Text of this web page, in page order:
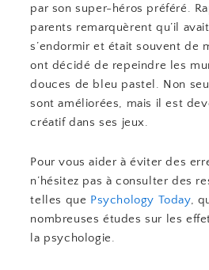
par son super-héros préféré.
parents remarquèrent qu’il
s’endormir et était souvent de
ont décidé de repeindre les
douces de bleu pastel. Non
sont améliorées, mais il est
créatif dans ses jeux.
Pour vous aider à éviter des
n’hésitez pas à consulter des
telles que Psychology Today,
nombreuses études sur les
la psychologie.